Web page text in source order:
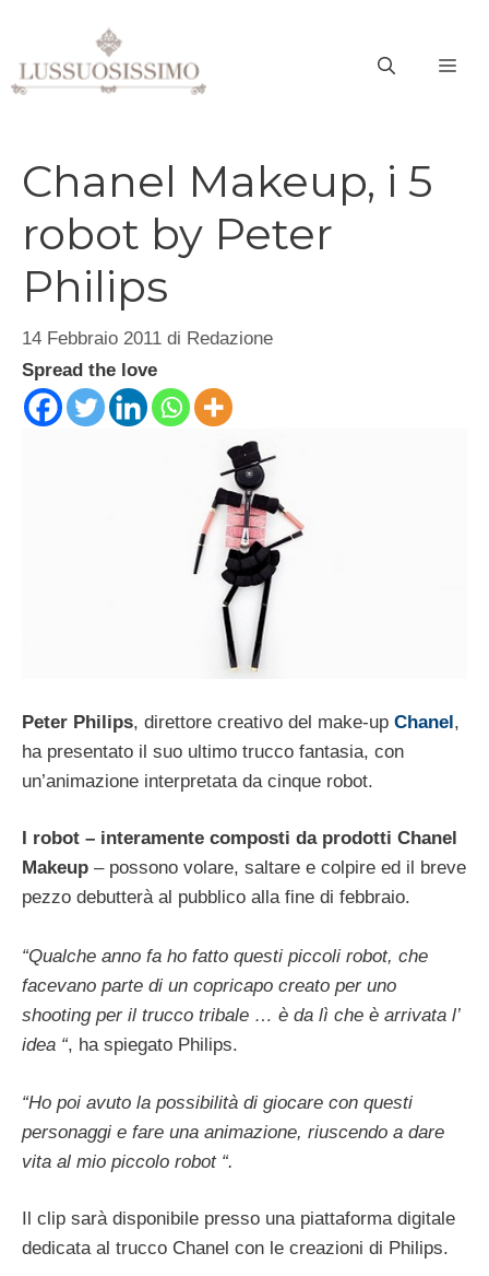
contenuto
Chanel Makeup, i 5
robot by Peter
Philips
14 Febbraio 2011 di Redazione
Spread the love
Peter Philips, direttore creativo del make-up Chanel,
ha presentato il suo ultimo trucco fantasia, con
un’animazione interpretata da cinque robot.
I robot – interamente composti da prodotti Chanel
Makeup – possono volare, saltare e colpire ed il breve
pezzo debutterà al pubblico alla fine di febbraio.
“Qualche anno fa ho fatto questi piccoli robot, che
facevano parte di un copricapo creato per uno
shooting per il trucco tribale … è da lì che è arrivata l’
idea “, ha spiegato Philips.
“Ho poi avuto la possibilità di giocare con questi
personaggi e fare una animazione, riuscendo a dare
vita al mio piccolo robot “.
Il clip sarà disponibile presso una piattaforma digitale
dedicata al trucco Chanel con le creazioni di Philips.